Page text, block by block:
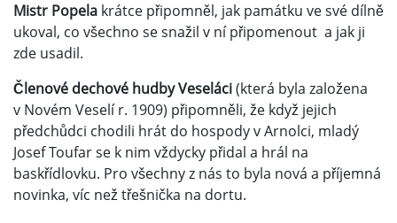
Mistr Popela krátce připomněl, jak památku ve své dílně
ukoval, co všechno se snažil v ní připomenout a jak ji
zde usadil.
Členové dechové hudby Veseláci(která byla založena
v Novém Veselí r. 1909) připomněli, že když jejich
předchůdci chodili hrát do hospody v Arnolci, mladý
Josef Toufar se k nim vždycky přidal a hrál na
baskřídlovku. Pro všechny z nás to byla nová a příjemná
novinka, víc než třešnička na dortu.